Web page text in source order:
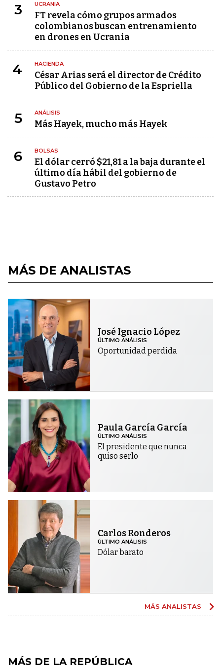
3 UCRANIA
FT revela cómo grupos armados
colombianos buscan entrenamiento
en drones en Ucrania
4 HACIENDA
César Arias será el director de Crédito
Público del Gobierno de la Espriella
5 ANÁLISIS
Más Hayek, mucho más Hayek
6 BOLSAS
El dólar cerró $21,81 a la baja durante el
último día hábil del gobierno de
Gustavo Petro
MÁS DE ANALISTAS
José Ignacio López
ÚLTIMO ANÁLISIS
Oportunidad perdida
Paula García García
ÚLTIMO ANÁLISIS
El presidente que nunca
quiso serlo
Carlos Ronderos
ÚLTIMO ANÁLISIS
Dólar barato
MÁS ANALISTAS
MÁS DE LA REPÚBLICA